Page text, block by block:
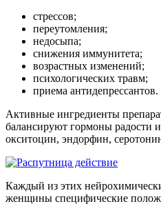
стрессов;
переутомления;
недосыпа;
снижения иммунитета;
возрастных изменений;
психологических травм;
приема антидепрессантов.
Активные ингредиенты
балансируют гормоны радости
окситоцин, эндорфин,
Каждый из этих
женщины специфические